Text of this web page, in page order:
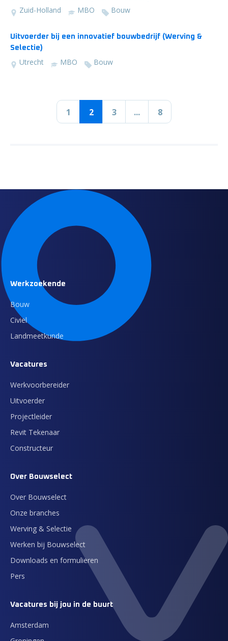
Zuid-Holland MBO Bouw
Uitvoerder bij een innovatief bouwbedrijf (Werving &
Selectie)
Utrecht MBO Bouw
1 2 3 ... 8
Werkzoekende
Bouw
Civiel
Landmeetkunde
Vacatures
Werkvoorbereider
Uitvoerder
Projectleider
Revit Tekenaar
Constructeur
Over Bouwselect
Over Bouwselect
Onze branches
Werving & Selectie
Werken bij Bouwselect
Downloads en formulieren
Pers
Vacatures bij jou in de buurt
Amsterdam